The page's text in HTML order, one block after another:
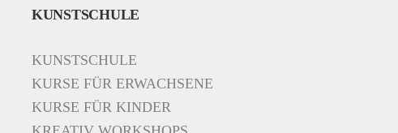
KUNSTSCHULE
KUNSTSCHULE
KURSE FÜR ERWACHSENE
KURSE FÜR KINDER